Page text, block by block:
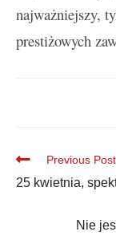
najważniejszy,
prestiżowych
Previous Post
25 kwietnia,
Nie